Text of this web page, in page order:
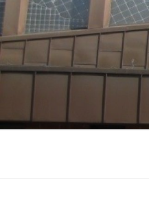
Zum
Inhalt
springen